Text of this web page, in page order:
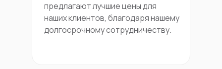
предлагают лучшие цены для
наших клиентов, благодаря нашему
долгосрочному сотрудничеству.